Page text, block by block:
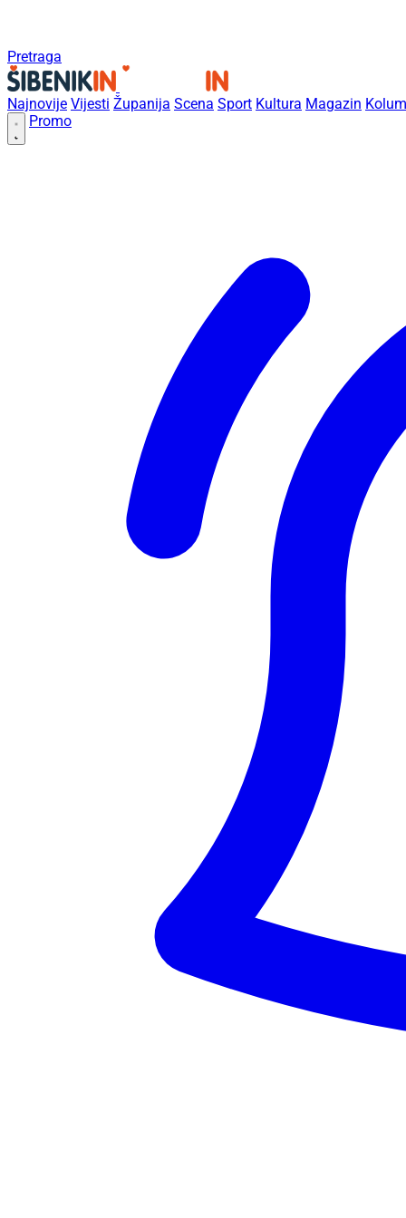
Pretraga
Najnovije Vijesti Županija Scena Sport Kultura Magazin
Promo